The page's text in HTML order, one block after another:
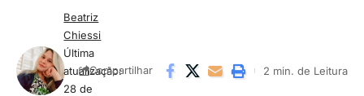
Última
atualização:
28 de
Beatriz
Chiessi
Compartilhar 2 min. de Leitura